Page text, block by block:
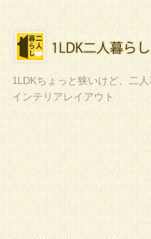
1LDKちょっと狭いけど、二
インテリアレイアウト